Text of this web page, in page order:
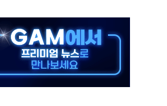
가·금리·입법 지연 '삼중 부담'
빈그룹이 상쇄
록